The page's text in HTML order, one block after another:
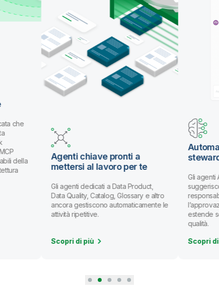
che
della
Agenti chiave pronti a
mettersi al lavoro per te
Gli agenti dedicati a Data Product,
Data Quality, Catalog, Glossary e altro
ancora gestiscono automaticamente le
attività ripetitive.
Scopri di più
Gli agenti
estende
qualità.
Scopri